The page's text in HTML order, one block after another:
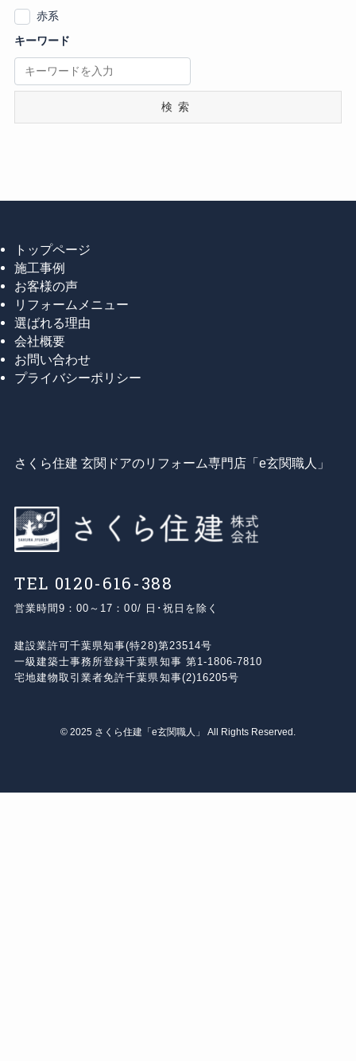
赤系
キーワード
検索
さくら住建 玄関ドアのリフォーム専門店「e玄関職人」
TEL 0120-616-388
営業時間9：00～17：00/ 日･祝日を除く
建設業許可千葉県知事(特28)第23514号
⼀級建築⼠事務所登録千葉県知事 第1-1806-7810
宅地建物取引業者免許千葉県知事(2)16205号
トップページ
施工事例
お客様の声
リフォームメニュー
選ばれる理由
会社概要
お問い合わせ
プライバシーポリシー
© 2025 さくら住建「e玄関職人」 All Rights Reserved.